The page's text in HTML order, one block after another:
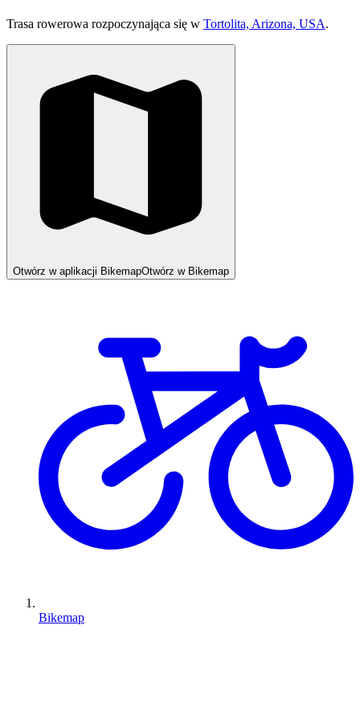
Trasa rowerowa rozpoczynająca się w Tortolita, Arizona, USA.
Otwórz w aplikacji BikemapOtwórz w Bikemap
Bikemap